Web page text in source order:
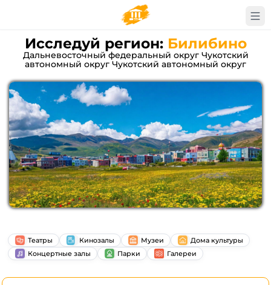
Исследуй регион: Билибино
Дальневосточный федеральный округ Чукотский
автономный округ Чукотский автономный округ
Театры Кинозалы Музеи
Дома культуры
Концертные залы
Парки Галереи